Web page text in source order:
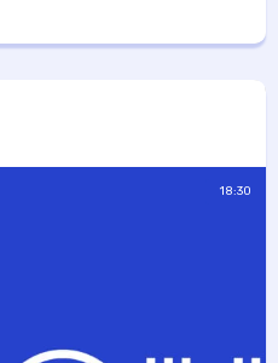
18:30